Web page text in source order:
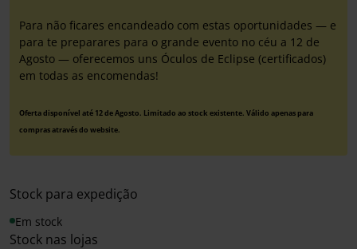
Para não ficares encandeado com estas oportunidades — e
para te preparares para o grande evento no céu a 12 de
Agosto — oferecemos uns Óculos de Eclipse (certificados)
em todas as encomendas!
Oferta disponível até 12 de Agosto. Limitado ao stock existente. Válido apenas para
compras através do website.
Stock para expedição
Em stock
Stock nas lojas